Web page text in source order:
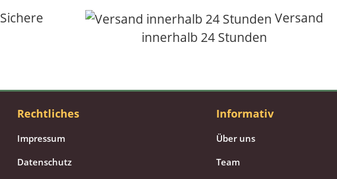
Sichere
Versand
innerhalb 24 Stunden
Rechtliches
Impressum
Datenschutz
Informativ
Über uns
Team